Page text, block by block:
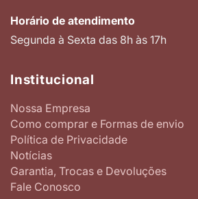
Horário de atendimento
Segunda à Sexta das 8h às 17h
Institucional
Nossa Empresa
Como comprar e Formas de envio
Política de Privacidade
Notícias
Garantia, Trocas e Devoluções
Fale Conosco